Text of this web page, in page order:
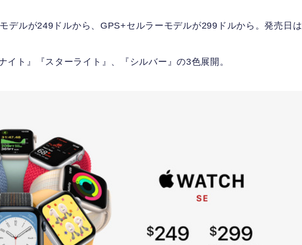
デルが249ドルから、GPS+セルラーモデルが299ドルから。発売日は
イト』『スターライト』、『シルバー』の3色展開。